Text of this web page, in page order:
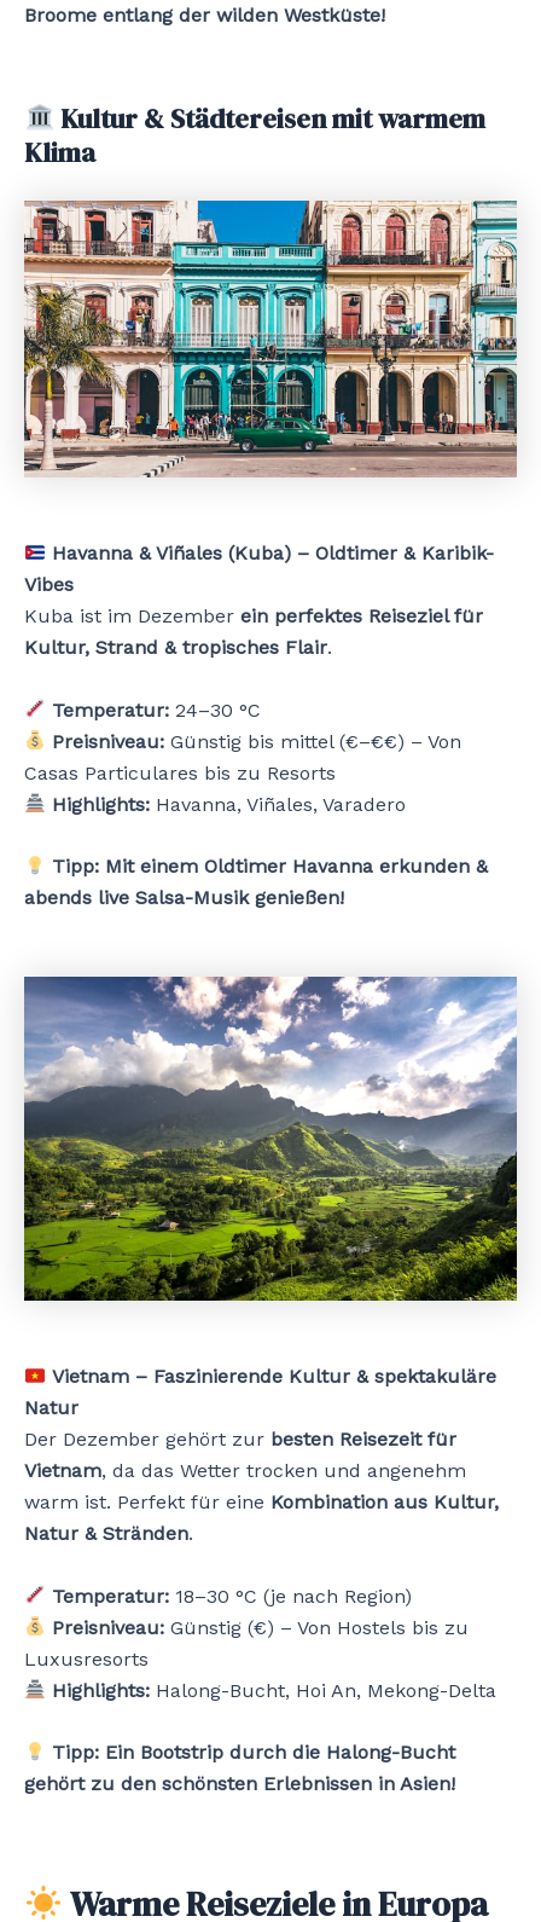
Broome entlang der wilden Westküste!
Kultur & Städtereisen mit warmem
Klima
Havanna & Viñales (Kuba) – Oldtimer & Karibik-
Vibes
Kuba ist im Dezember ein perfektes Reiseziel für
Kultur, Strand & tropisches Flair.
Temperatur: 24–30 °C
Preisniveau: Günstig bis mittel (€–€€) – Von
Casas Particulares bis zu Resorts
Highlights: Havanna, Viñales, Varadero
Tipp: Mit einem Oldtimer Havanna erkunden &
abends live Salsa-Musik genießen!
Vietnam – Faszinierende Kultur & spektakuläre
Natur
Der Dezember gehört zur besten Reisezeit für
Vietnam, da das Wetter trocken und angenehm
warm ist. Perfekt für eine Kombination aus Kultur,
Natur & Stränden.
Temperatur: 18–30 °C (je nach Region)
Preisniveau: Günstig (€) – Von Hostels bis zu
Luxusresorts
Highlights: Halong-Bucht, Hoi An, Mekong-Delta
Tipp: Ein Bootstrip durch die Halong-Bucht
gehört zu den schönsten Erlebnissen in Asien!
Warme Reiseziele in Europa